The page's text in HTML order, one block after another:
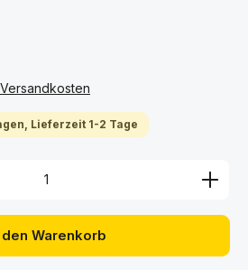
Lieferzeit 1-2 Tage
den gewünschten Wert ein
den Warenkorb